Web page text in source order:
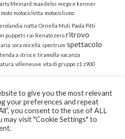
Meinard max delys mego e kenner
moto motocicletta motociclismo
natta Ornella Muti Paola Pitti
puppets rai Renato zero ritrovo
sora mirella spectrum spettacolo
tenda a strisce tiramolla vacanza
villeneuve vita di gruppo z1 z900
| All Rights Reserved | Powered
to give you the most relevant
your preferences and repeat
you consent to the use of ALL
may visit "Cookie Settings" to